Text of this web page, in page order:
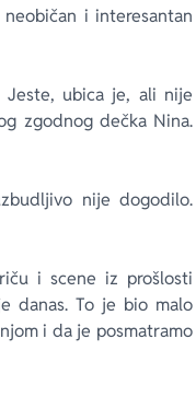
i interesantan
ubica je, ali nije
zgodnog dečka Nina.
nije dogodilo.
i scene iz prošlosti
danas. To je bio malo
i da je posmatramo